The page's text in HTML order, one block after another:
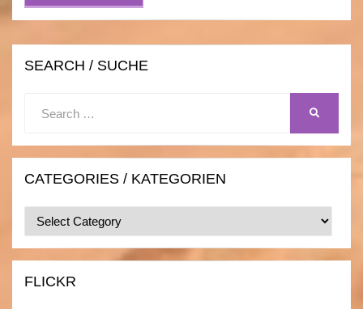
SEARCH / SUCHE
CATEGORIES / KATEGORIEN
Categories
/
FLICKR